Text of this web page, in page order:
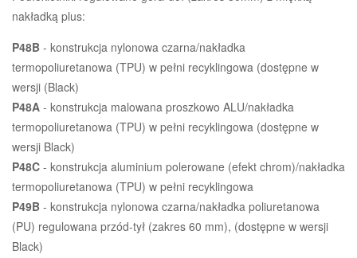
nakładką plus:
P48B - konstrukcja nylonowa czarna/nakładka
termopoliuretanowa (TPU) w pełni recyklingowa (dostępne w
wersji (Black)
P48A - konstrukcja malowana proszkowo ALU/nakładka
termopoliuretanowa (TPU) w pełni recyklingowa (dostępne w
wersji Black)
P48C - konstrukcja aluminium polerowane (efekt chrom)/nakładka
termopoliuretanowa (TPU) w pełni recyklingowa
P49B - konstrukcja nylonowa czarna/nakładka poliuretanowa
(PU) regulowana przód-tył (zakres 60 mm), (dostępne w wersji
Black)